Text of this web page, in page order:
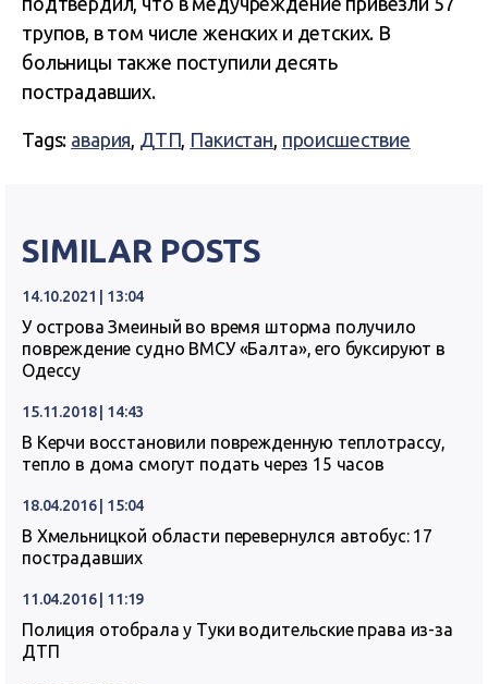
трупов, в том числе женских и детских. В
больницы также поступили десять
пострадавших.
Tags: авария, ДТП, Пакистан, происшествие
SIMILAR POSTS
14.10.2021 | 13:04
У острова Змеиный во время шторма получило
повреждение судно ВМСУ «Балта», его буксируют в
Одессу
15.11.2018 | 14:43
В Керчи восстановили поврежденную теплотрассу,
тепло в дома смогут подать через 15 часов
18.04.2016 | 15:04
В Хмельницкой области перевернулся автобус: 17
пострадавших
11.04.2016 | 11:19
Полиция отобрала у Туки водительские права из-за
ДТП